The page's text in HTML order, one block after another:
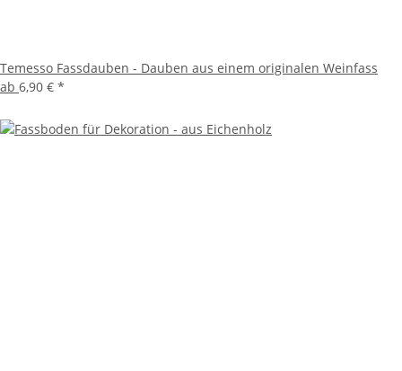
Temesso Fassdauben - Dauben aus einem originalen Weinfass
ab 6,90 € *